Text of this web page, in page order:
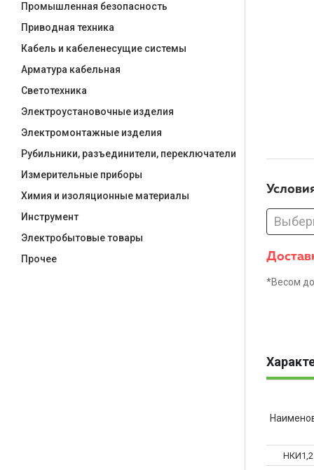
*Весом до
Промышленная безопасность
Приводная техника
Кабель и кабеленесущие системы
Арматура кабельная
Светотехника
Электроустановочные изделия
Электромонтажные изделия
Рубильники, разъединители, переключатели
Измерительные приборы
Химия и изоляционные материалы
Инструмент
Электробытовые товары
Прочее